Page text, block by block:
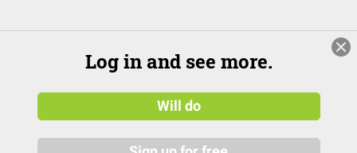
Log in and see more.
Will do